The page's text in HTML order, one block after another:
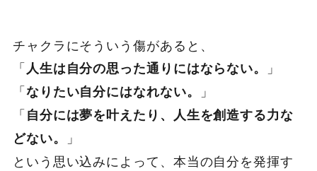
チャクラにそういう傷があると、
「人生は自分の思った通りにはならない。
」
「なりたい自分にはなれない。
」
「自分には夢を叶えたり、人生を創造する力な
どない。
」
という思い込みによって、本当の自分を発揮す